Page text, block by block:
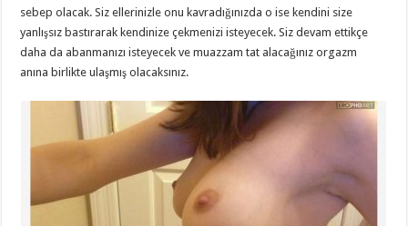
sebep olacak. Siz ellerinizle onu kavradığınızda o ise kendini size
yanlışsız bastırarak kendinize çekmenizi isteyecek. Siz devam ettikçe
daha da abanmanızı isteyecek ve muazzam tat alacağınız orgazm
anına birlikte ulaşmış olacaksınız.